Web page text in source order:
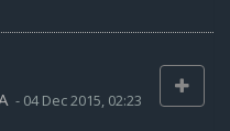
- 04 Dec 2015, 02:23